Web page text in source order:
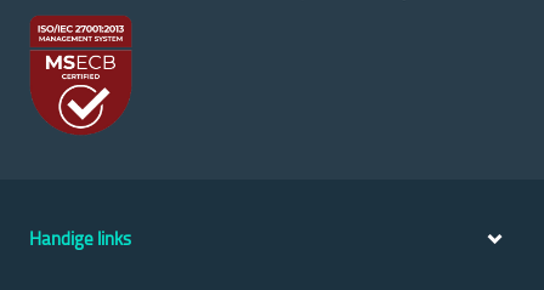
Handige links